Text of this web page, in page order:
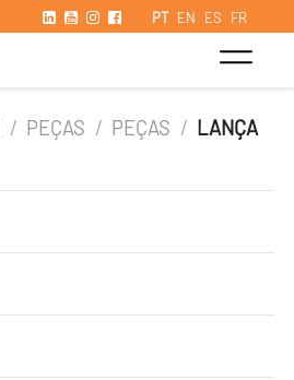
PT EN ES FR
/ PEÇAS / PEÇAS / LANÇA